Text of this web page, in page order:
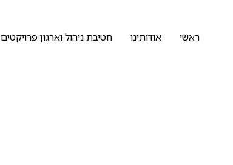
ראשי אודותינו חטיבת ניהול וארגון פרויקטים